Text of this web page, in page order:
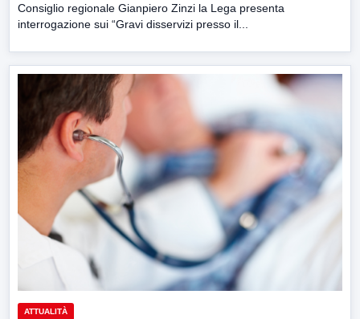
Consiglio regionale Gianpiero Zinzi la Lega presenta
interrogazione sui “Gravi disservizi presso il...
ATTUALITÀ